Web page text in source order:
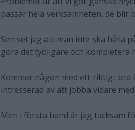
passar hela verksamheten, de blir
Sen vet jag att man inte ska hålla
göra det tydligare och kompletera
Kommer någon med ett riktigt bra
intresserad av att jobba vidare
Men i första hand är jag tacksam